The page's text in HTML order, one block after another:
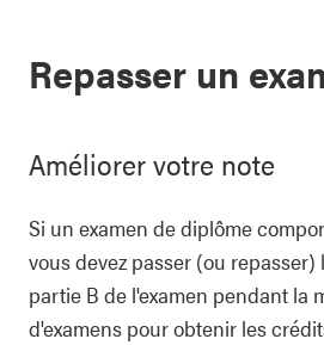
Repasser un
Améliorer votre note
Si un examen de diplôme
vous devez passer (ou repasser)
partie B de l'examen pendant la
d'examens pour obtenir les